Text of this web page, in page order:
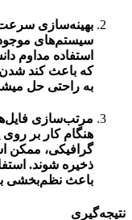
بهینه‌سازی
سیستم‌های
استفاده مداوم
که باعث کند شدن
به راحتی حل
مرتب‌سازی
هنگام کار بر
گرافیکی، ممکن
ذخیره شوند.
باعث نظم‌بخشی
نتیجه‌گیری